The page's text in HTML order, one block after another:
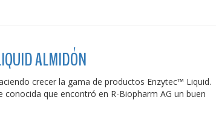
ALMIDÓN
crecer la gama de productos Enzytec™ Liquid.
conocida que encontró en R-Biopharm AG un buen